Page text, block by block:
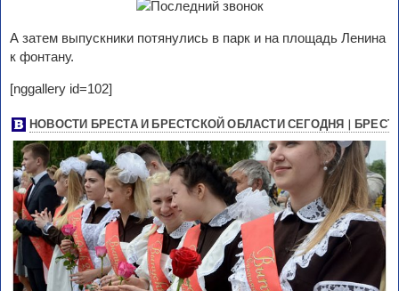
А затем выпускники потянулись в парк и на площадь Ленина
к фонтану.
[nggallery id=102]